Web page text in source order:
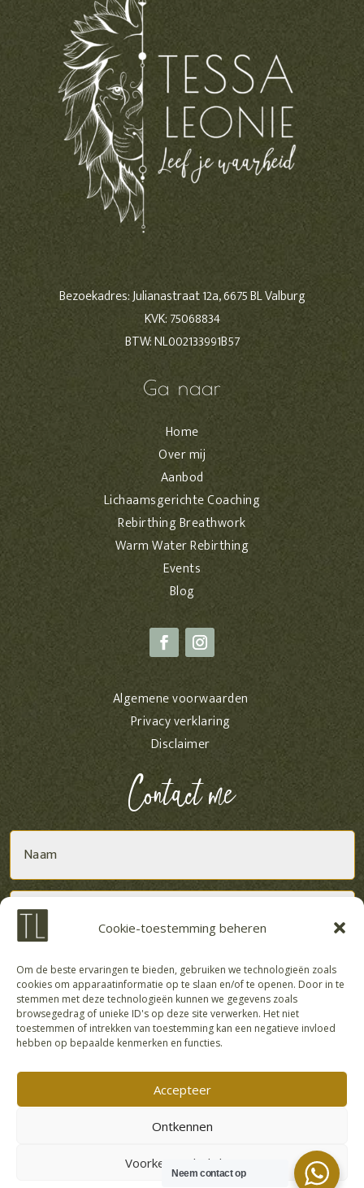
Cookie-toestemming beheren
Om de beste ervaringen te bieden, gebruiken we technologieën zoals
cookies om apparaatinformatie op te slaan en/of te openen. Door in te
stemmen met deze technologieën kunnen we gegevens zoals
browsegedrag of unieke ID's op deze site verwerken. Het niet
toestemmen of intrekken van toestemming kan een negatieve invloed
hebben op bepaalde kenmerken en functies.
Accepteer
Ontkennen
Voorkeuren bekijken
Bezoekadres: Julianastraat 12a, 6675 BL Valburg
KVK: 75068834
BTW: NL002133991B57
Ga naar
Home
Over mij
Aanbod
Lichaamsgerichte Coaching
Rebirthing Breathwork
Warm Water Rebirthing
Events
Blog
Algemene voorwaarden
Privacy verklaring
Disclaimer
Contact me
1 + 13= VERZENDEN
Neem contact op